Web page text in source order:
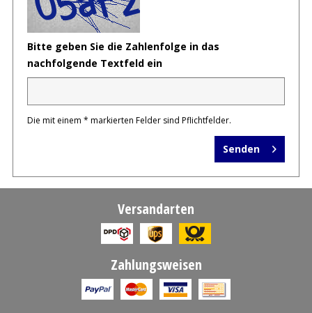
Bitte geben Sie die Zahlenfolge in das
nachfolgende Textfeld ein
Die mit einem * markierten Felder sind Pflichtfelder.
Senden
Versandarten
Zahlungsweisen